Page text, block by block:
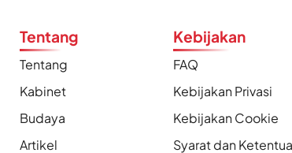
Tentang
Tentang
Kabinet
Budaya
Artikel
Kebijakan
FAQ
Kebijakan Privasi
Kebijakan Cookie
Syarat dan